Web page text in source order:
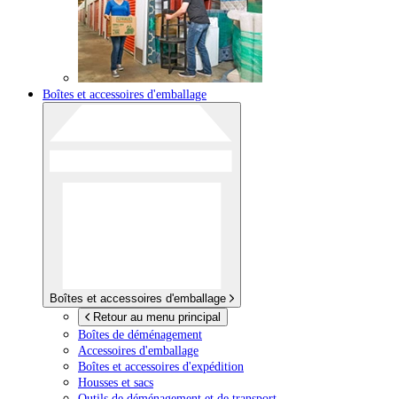
Boîtes et accessoires d'emballage
Boîtes et accessoires d'emballage
Retour au menu principal
Boîtes de déménagement
Accessoires d'emballage
Boîtes et accessoires d'expédition
Housses et sacs